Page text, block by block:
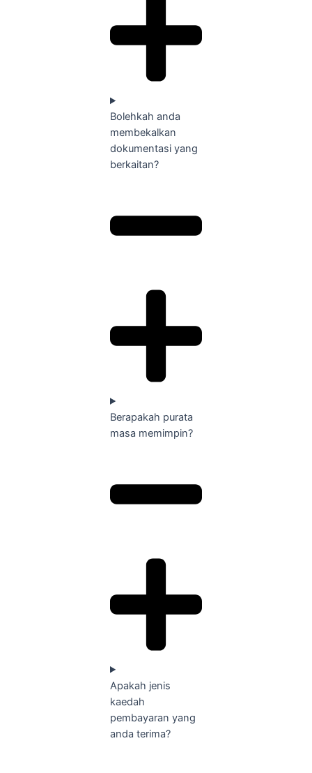
Bolehkah anda
membekalkan
dokumentasi yang
berkaitan?
Berapakah purata
masa memimpin?
Apakah jenis
kaedah
pembayaran yang
anda terima?